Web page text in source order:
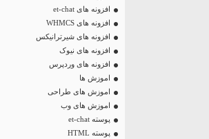
افزونه های et-chat
افزونه های WHMCS
افزونه های شیرترانیکس
افزونه های نیوک
افزونه های وردپرس
اموزش ها
اموزش های طراحی
اموزش های وب
پوسته et-chat
پوسته HTML